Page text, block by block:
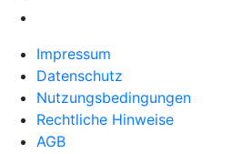
Impressum
Datenschutz
Nutzungsbedingungen
Rechtliche Hinweise
AGB